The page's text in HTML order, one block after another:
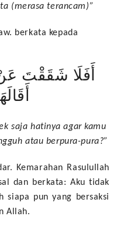
(merasa terancam)”
berkata kepada
أَفَلَا شَقَقْتَ
saja hatinya agar kamu
atau berpura-pura?”
Kemarahan Rasulullah
dan berkata: Aku tidak
siapa pun yang bersaksi
Allah.